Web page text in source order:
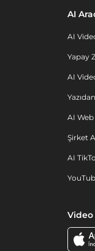
AI
AI
Yapay
AI
AI Web
Şirket
AI